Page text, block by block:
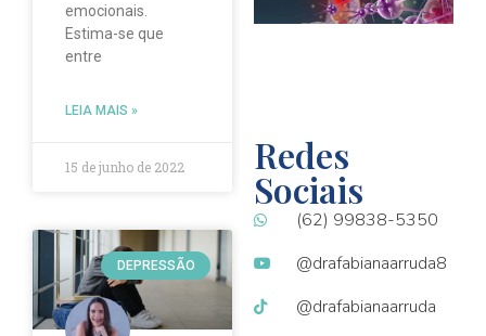
emocionais.
Estima-se que
entre
LEIA MAIS »
15 de junho de 2022
DEPRESSÃO
Redes
Sociais
(62) 99838-5350
@drafabianaarruda8
@drafabianaarruda